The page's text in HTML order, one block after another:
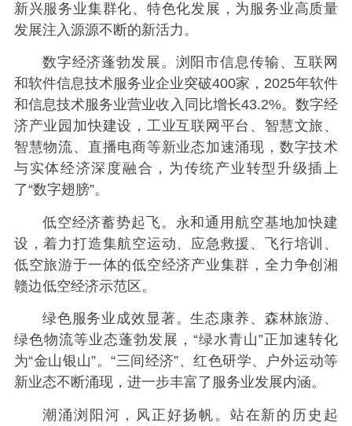
新兴服务业集群化、特色化发展，为服务业高质量
发展注入源源不断的新活力。
数字经济蓬勃发展。浏阳市信息传输、互联网
和软件信息技术服务业企业突破400家，2025年软件
和信息技术服务业营业收入同比增长43.2%。数字经
济产业园加快建设，工业互联网平台、智慧文旅、
智慧物流、直播电商等新业态加速涌现，数字技术
与实体经济深度融合，为传统产业转型升级插上
了“数字翅膀”。
低空经济蓄势起飞。永和通用航空基地加快建
设，着力打造集航空运动、应急救援、飞行培训、
低空旅游于一体的低空经济产业集群，全力争创湘
赣边低空经济示范区。
绿色服务业成效显著。生态康养、森林旅游、
绿色物流等业态蓬勃发展，“绿水青山”正加速转化
为“金山银山”。“三间经济”、红色研学、户外运动等
新业态不断涌现，进一步丰富了服务业发展内涵。
潮涌浏阳河，风正好扬帆。站在新的历史起